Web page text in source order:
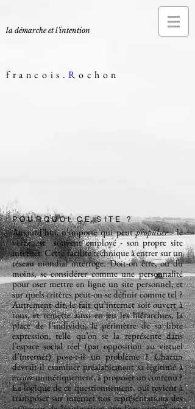
la démarche et l'intention
francois.Rochon
POURQUOI CE SITE ?
Aujourd’hui, n’importe qui peutpropulser- le
verbe est souvent employé - son propre site
internet. Cette facilité technique à entrer sur un
réseau mondial interroge. Doit-on être, ou du
moins, se considérer comme une personnalité
pour oser mettre en ligne un site personnel, et
sur quels critères peut-on se définir comme tel ?
Autrement dit, le fait qu’internet soit ouvert à
tous, et remette ainsi en jeu les hiérarchies, la
place de l’individu, le périmètre de sa libre
expression, telle qu’on se la représente dans
l’espace social réel (par opposition au virtuel
d’internet) pose-t-il un problème ? Chacun
devrait-il examiner préalablement sa légitimé à
existernumériquement, à proposer un contenu ?
La logique de ce questionnement, qui revient à
transposer sur internet nos représentations des